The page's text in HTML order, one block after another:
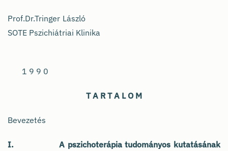
Prof.Dr.Tringer László
SOTE Pszichiátriai Klinika
1 9 9 0
T A R T A L O M
Bevezetés
I. A pszichoterápia tudományos kutatásának